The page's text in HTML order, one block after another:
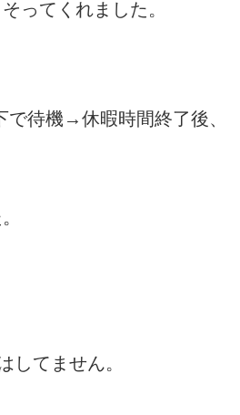
ってくれました。
待機→休暇時間終了後、
してません。